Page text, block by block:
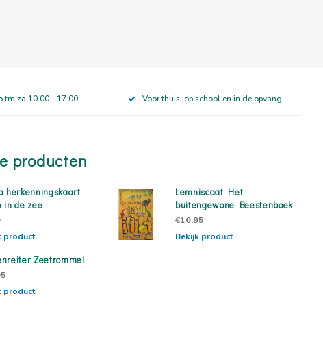
tm za 10.00 - 17.00 Voor thuis, op school en in de opvang
producten
herkenningskaart
in de zee
product
Lemniscaat Het
buitengewone Beestenboek
€16,95
Bekijk product
Zeetrommel
product